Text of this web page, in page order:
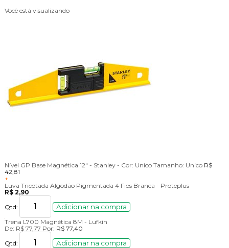
Você está visualizando
Nível GP Base Magnética 12" - Stanley - Cor: Unico Tamanho: Unico R$
42,81
+
Luva Tricotada Algodão Pigmentada 4 Fios Branca - Proteplus
R$ 2,90
Qtd:
Adicionar na compra
Trena L700 Magnética 8M - Lufkin
De: R$ 77,77 Por: R$ 77,40
Qtd:
Adicionar na compra